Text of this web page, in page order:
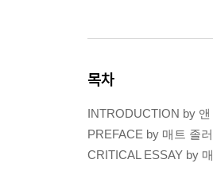
목차
INTRODUCTION by 앤
PREFACE by 매트 졸
CRITICAL ESSAY by